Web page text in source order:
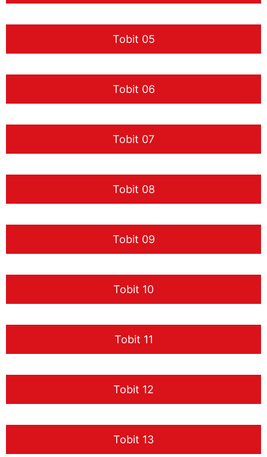
Tobit 05
Tobit 06
Tobit 07
Tobit 08
Tobit 09
Tobit 10
Tobit 11
Tobit 12
Tobit 13